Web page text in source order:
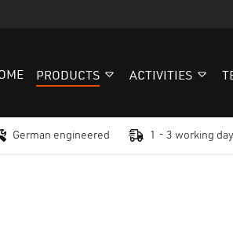
PRODUCTS ACTIVITIES
German engineered 1 - 3 working